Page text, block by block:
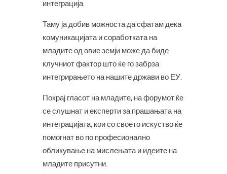
интеграција.
Таму ја добив можноста да сфатам дека
комуникацијата и соработката на
младите од овие земји може да биде
клучниот фактор што ќе го забрза
интегрирањето на нашите држави во ЕУ.
Покрај гласот на младите, на форумот ќе
се слушнат и експерти за прашањата на
интеграцијата, кои со своето искуство ќе
помогнат во по професионално
обликување на мислењата и идеите на
младите присутни.